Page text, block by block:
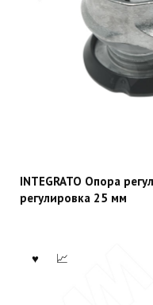
INTEGRATO Опора
регулировка 25 мм